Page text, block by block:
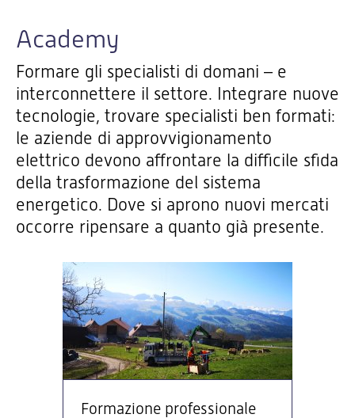
Academy
Formare gli specialisti di domani – e
interconnettere il settore. Integrare nuove
tecnologie, trovare specialisti ben formati:
le aziende di approvvigionamento
elettrico devono affrontare la difficile sfida
della trasformazione del sistema
energetico. Dove si aprono nuovi mercati
occorre ripensare a quanto già presente.
Formazione professionale